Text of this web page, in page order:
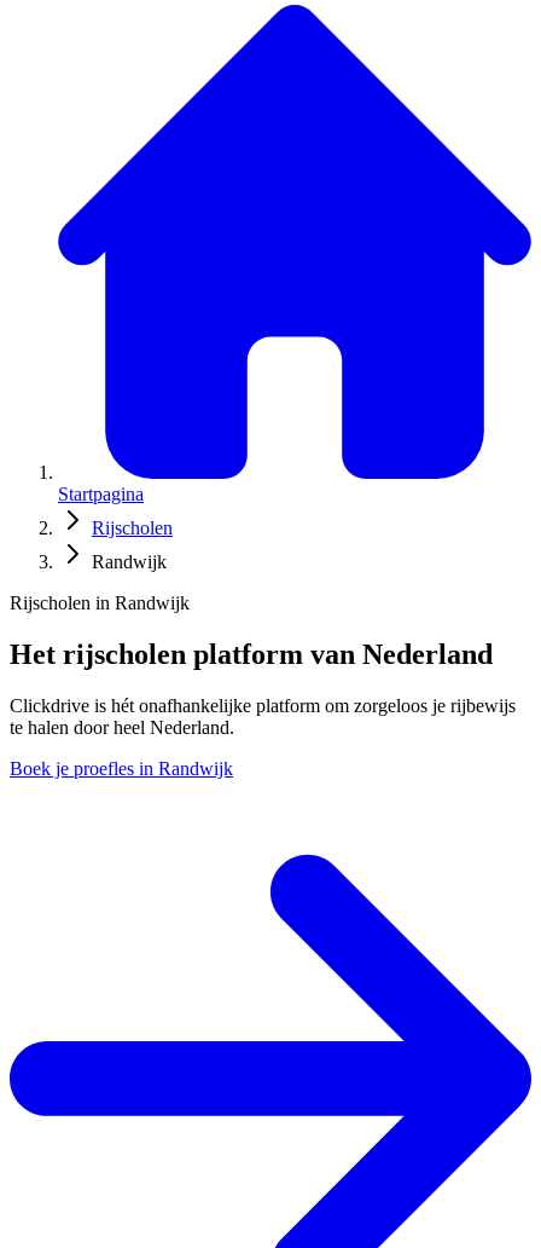
Startpagina
Rijscholen
Randwijk
Rijscholen in Randwijk
Het rijscholen platform van Nederland
Clickdrive is hét onafhankelijke platform om zorgeloos je rijbewijs
te halen door heel Nederland.
Boek je proefles in Randwijk